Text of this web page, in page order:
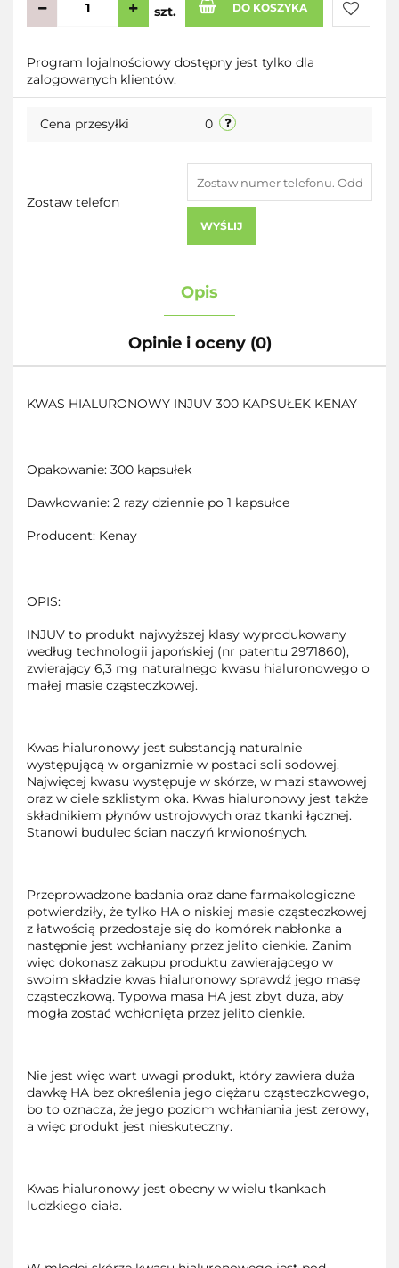
szt. DO KOSZYKA
Do
Program lojalnościowy dostępny jest tylko dla
zalogowanych klientów.
Cena przesyłki 0
Zostaw telefon
WYŚLIJ
Opis
Opinie i oceny (0)
KWAS HIALURONOWY INJUV 300 KAPSUŁEK KENAY
Opakowanie: 300 kapsułek
Dawkowanie: 2 razy dziennie po 1 kapsułce
Producent: Kenay
OPIS:
INJUV to produkt najwyższej klasy wyprodukowany
według technologii japońskiej (nr patentu 2971860),
zwierający 6,3 mg naturalnego kwasu hialuronowego o
małej masie cząsteczkowej.
Kwas hialuronowy jest substancją naturalnie
występującą w organizmie w postaci soli sodowej.
Najwięcej kwasu występuje w skórze, w mazi stawowej
oraz w ciele szklistym oka. Kwas hialuronowy jest także
składnikiem płynów ustrojowych oraz tkanki łącznej.
Stanowi budulec ścian naczyń krwionośnych.
Przeprowadzone badania oraz dane farmakologiczne
potwierdziły, że tylko HA o niskiej masie cząsteczkowej
z łatwością przedostaje się do komórek nabłonka a
następnie jest wchłaniany przez jelito cienkie. Zanim
więc dokonasz zakupu produktu zawierającego w
swoim składzie kwas hialuronowy sprawdź jego masę
cząsteczkową. Typowa masa HA jest zbyt duża, aby
mogła zostać wchłonięta przez jelito cienkie.
Nie jest więc wart uwagi produkt, który zawiera duża
dawkę HA bez określenia jego ciężaru cząsteczkowego,
bo to oznacza, że jego poziom wchłaniania jest zerowy,
a więc produkt jest nieskuteczny.
Kwas hialuronowy jest obecny w wielu tkankach
ludzkiego ciała.